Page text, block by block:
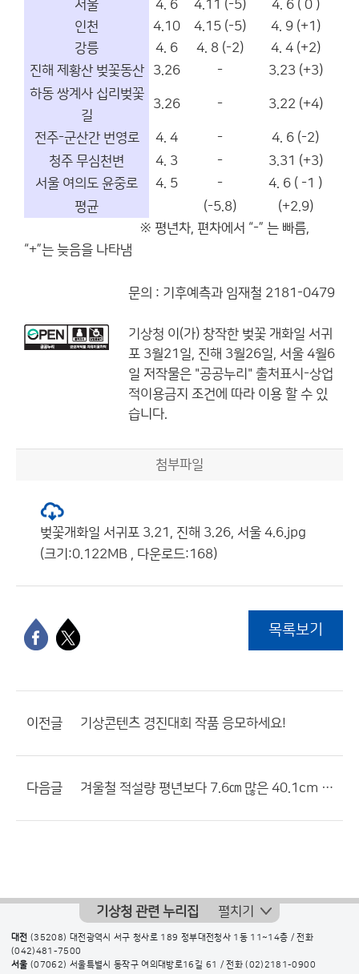
서울
4. 6 4.11 (-5)
4. 6 ( 0 )
인천
4.10 4.15 (-5)
4. 9 (+1)
강릉
4. 6 4. 8 (-2)
4. 4 (+2)
진해 제황산 벚꽃동산
3.26 -
3.23 (+3)
하동 쌍계사 십리벚꽃
길
3.26 - 3.22 (+4)
전주-군산간 번영로 4. 4 -
4. 6 (-2)
청주 무심천변
4. 3 -
3.31 (+3)
서울 여의도 윤중로
4. 5 -
4. 6 ( -1 )
평균
(-5.8)
(+2.9)
※ 평년차, 편차에서 “-” 는 빠름,
“+”는 늦음을 나타냄
문의 : 기후예측과 임재철 2181-0479
기상청 이(가) 창작한 벚꽃 개화일 서귀
포 3월21일, 진해 3월26일, 서울 4월6
일 저작물은 "공공누리" 출처표시-상업
적이용금지 조건에 따라 이용 할 수 있
습니다.
첨부파일
벚꽃개화일 서귀포 3.21, 진해 3.26, 서울 4.6.jpg
(크기:0.122MB , 다운로드:168)
목록보기
이전글 기상콘텐츠 경진대회 작품 응모하세요!
다음글 겨울철 적설량 평년보다 7.6㎝ 많은 40.1cm 기록
기상청 관련 누리집 펼치기
대전 (35208) 대전광역시 서구 청사로 189 정부대전청사 1동 11~14층 / 전화
(042)481-7500
서울 (07062) 서울특별시 동작구 여의대방로16길 61 / 전화(02)2181-0900